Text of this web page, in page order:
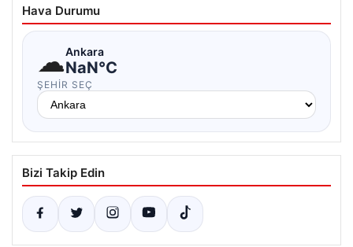
Hava Durumu
☁Ankara
NaN°C
ŞEHIR SEÇ
Bizi Takip Edin